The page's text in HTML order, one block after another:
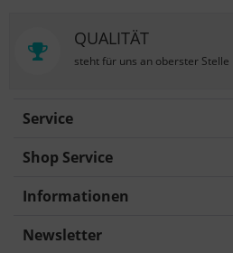
QUALITÄT
steht für uns an oberster Stelle
Service
Shop Service
Informationen
Newsletter